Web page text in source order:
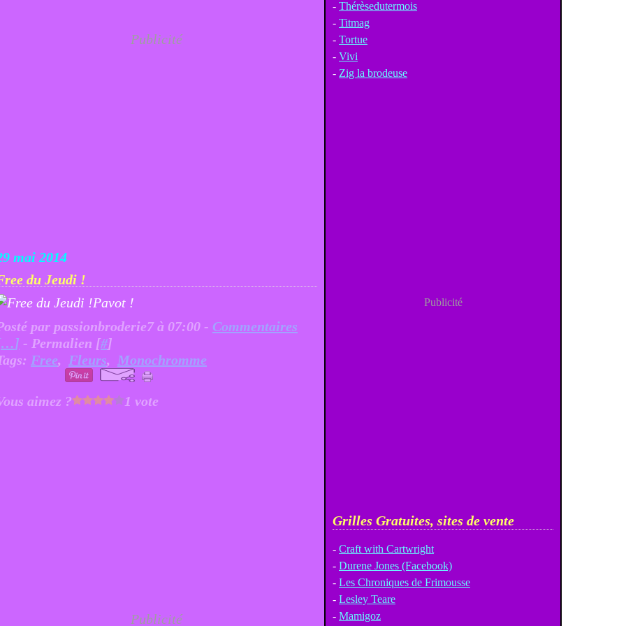
Publicité
mai 2014
du Jeudi !
Pavot !
par passionbroderie7 à 07:00 - Commentaires
…] - Permalien [#]
Free, Fleurs, Monochromme
aimez ? 1 vote
Publicité
- Thérèsedutermois
- Titmag
- Tortue
- Vivi
- Zig la brodeuse
Publicité
Grilles Gratuites, sites de vente
- Craft with Cartwright
- Durene Jones (Facebook)
- Les Chroniques de Frimousse
- Lesley Teare
- Mamigoz